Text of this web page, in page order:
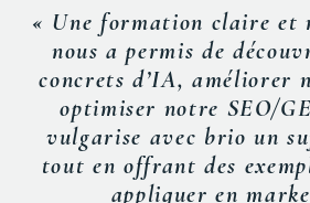
« Une formation claire et
nous a permis de
concrets d’IA, améliorer
optimiser notre SEO/
vulgarise avec brio un
tout en offrant des
appliquer en